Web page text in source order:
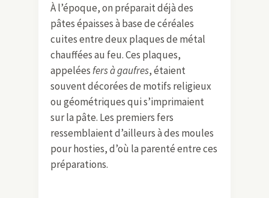
À l’époque, on préparait déjà des
pâtes épaisses à base de céréales
cuites entre deux plaques de métal
chauffées au feu. Ces plaques,
appeléesfers à gaufres, étaient
souvent décorées de motifs religieux
ou géométriques qui s’imprimaient
sur la pâte. Les premiers fers
ressemblaient d’ailleurs à des moules
pour hosties, d’où la parenté entre ces
préparations.